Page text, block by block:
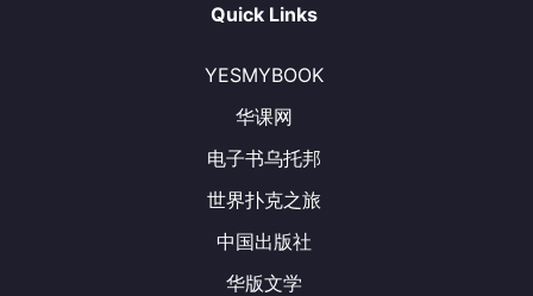
Quick Links
YESMYBOOK
华课网
电子书乌托邦
世界扑克之旅
中国出版社
华版文学